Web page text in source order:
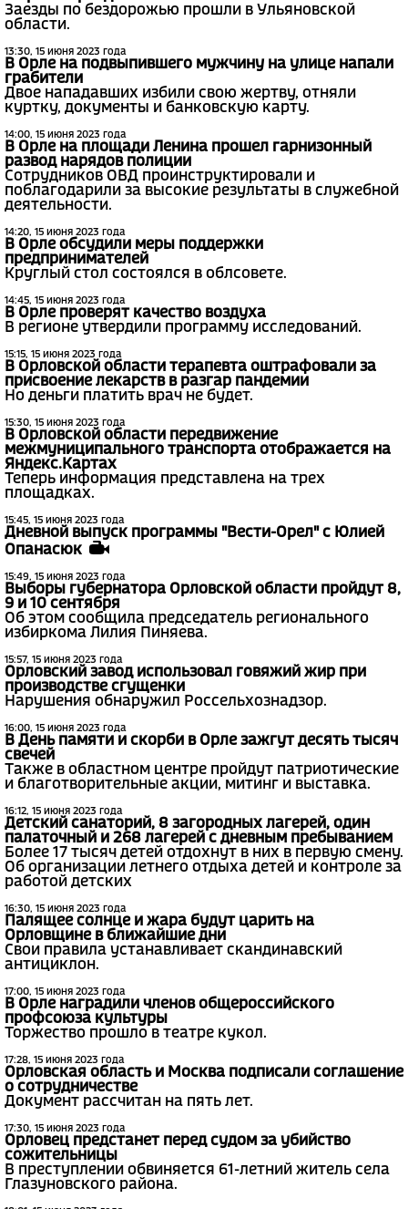
Заезды по бездорожью прошли в Ульяновской
области.
13:30, 15 июня 2023 года
В Орле на подвыпившего мужчину на улице напали
грабители
Двое нападавших избили свою жертву, отняли
куртку, документы и банковскую карту.
14:00, 15 июня 2023 года
В Орле на площади Ленина прошел гарнизонный
развод нарядов полиции
Сотрудников ОВД проинструктировали и
поблагодарили за высокие результаты в служебной
деятельности.
14:20, 15 июня 2023 года
В Орле обсудили меры поддержки
предпринимателей
Круглый стол состоялся в облсовете.
14:45, 15 июня 2023 года
В Орле проверят качество воздуха
В регионе утвердили программу исследований.
15:15, 15 июня 2023 года
В Орловской области терапевта оштрафовали за
присвоение лекарств в разгар пандемии
Но деньги платить врач не будет.
15:30, 15 июня 2023 года
В Орловской области передвижение
межмуниципального транспорта отображается на
Яндекс.Картах
Теперь информация представлена на трех
площадках.
15:45, 15 июня 2023 года
Дневной выпуск программы "Вести-Орел" с Юлией
Опанасюк
15:49, 15 июня 2023 года
Выборы губернатора Орловской области пройдут 8,
9 и 10 сентября
Об этом сообщила председатель регионального
избиркома Лилия Пиняева.
15:57, 15 июня 2023 года
Орловский завод использовал говяжий жир при
производстве сгущенки
Нарушения обнаружил Россельхознадзор.
16:00, 15 июня 2023 года
В День памяти и скорби в Орле зажгут десять тысяч
свечей
Также в областном центре пройдут патриотические
и благотворительные акции, митинг и выставка.
16:12, 15 июня 2023 года
Детский санаторий, 8 загородных лагерей, один
палаточный и 268 лагерей с дневным пребыванием
Более 17 тысяч детей отдохнут в них в первую смену.
Об организации летнего отдыха детей и контроле за
работой детских
16:30, 15 июня 2023 года
Палящее солнце и жара будут царить на
Орловщине в ближайшие дни
Свои правила устанавливает скандинавский
антициклон.
17:00, 15 июня 2023 года
В Орле наградили членов общероссийского
профсоюза культуры
Торжество прошло в театре кукол.
17:28, 15 июня 2023 года
Орловская область и Москва подписали соглашение
о сотрудничестве
Документ рассчитан на пять лет.
17:30, 15 июня 2023 года
Орловец предстанет перед судом за убийство
сожительницы
В преступлении обвиняется 61-летний житель села
Глазуновского района.